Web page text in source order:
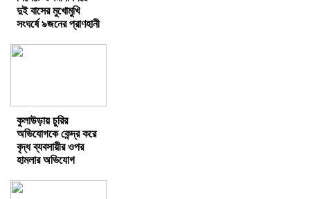
দুই বাসের মুখোমুখি
সংঘর্ষে ৯জনের প্রাণহানী
কুলাউড়ায় চুরির
অভিযোগকে কেন্দ্র করে
বৃদ্ধ ব্যবসায়ীর ওপর
হামলার অভিযোগ